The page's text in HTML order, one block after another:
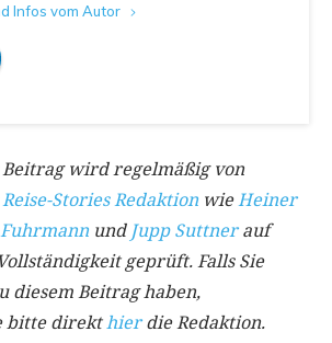
Infos vom Autor
wird regelmäßig von
Reise-Stories Redaktion wieHeiner
und Jupp Suttnerauf
geprüft. Falls Sie
diesem Beitrag haben,
bitte direkthierdie Redaktion.